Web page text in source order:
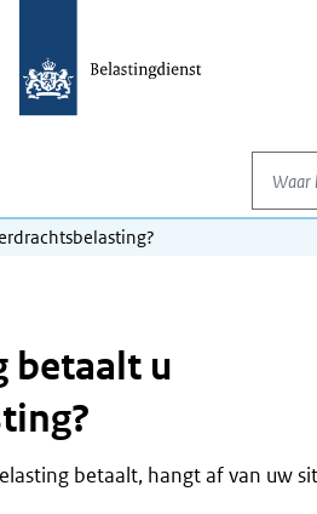
Waar
betaalt u
betaalt, hangt af van uw